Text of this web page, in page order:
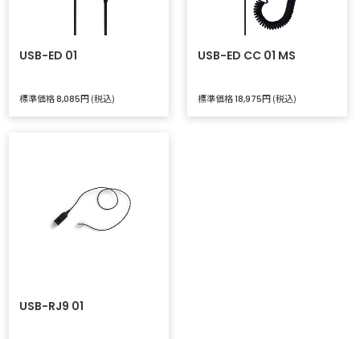
USB-ED 01
標準価格8,085円 (税込)
USB-ED CC 01 MS
標準価格18,975円 (税込)
USB-RJ9 01